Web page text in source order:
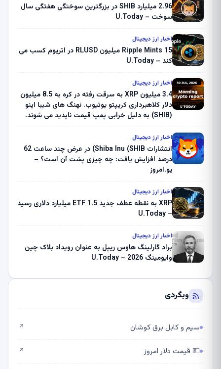
2.96 میلیارد SHIB در بزرگترین سوختگی هفتگی سال
سوخت – U.Today
اخبار ارز دیجیتال
Ripple Mints 15 میلیون RLUSD در اتریوم کسب می
کند – U.Today
اخبار ارز دیجیتال
3.4 میلیون XRP به سرقت رفته در کره به 8.5 میلیون
دلار کلاهبرداری کریپتو یوتیوب. نهنگ های شیبا اینو
(SHIB) به دلیل خرابی پمپ قیمت ناپدید می شوند.
ثبت کرد – گزارش کریپتو صبح – U.Today
اخبار ارز دیجیتال
انتشارات Shiba Inu (SHIB) در عرض چند ساعت 62
درصد افزایش یافت: چه چیزی پشت آن است؟ –
یو.امروز
اخبار ارز دیجیتال
XRP به نقطه عطف جدید ETF 1.5 میلیارد دلاری رسید
– U.Today
اخبار ارز دیجیتال
براد گارلینگ هاوس ریپل به عنوان رویداد بلاک چین
وایومینگ 2026 – U.Today
وبگردی
سیم و کابل برق کوشان ↗
💵 قیمت دلار امروز ↗